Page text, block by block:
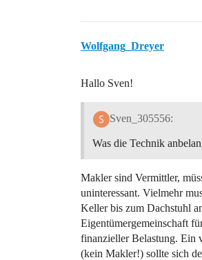
Wolfgang_Dreyer
Hallo Sven!
Sven_305556:
Was die Technik
Makler sind Vermittler,
uninteressant. Vielmehr
Keller bis zum Dachstuhl
Eigentümergemeinschaft
finanzieller Belastung. Ein
(kein Makler!) sollte sich